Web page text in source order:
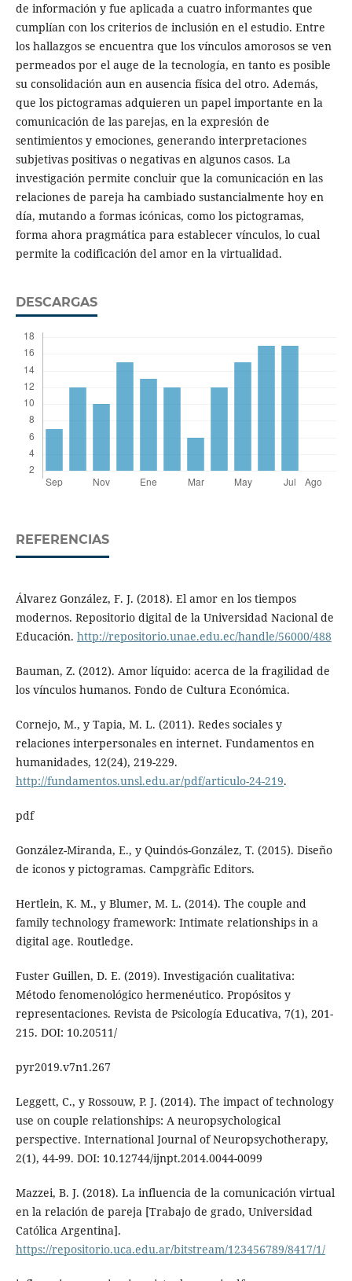
de información y fue aplicada a cuatro informantes que
cumplían con los criterios de inclusión en el estudio. Entre
los hallazgos se encuentra que los vínculos amorosos se ven
permeados por el auge de la tecnología, en tanto es posible
su consolidación aun en ausencia física del otro. Además,
que los pictogramas adquieren un papel importante en la
comunicación de las parejas, en la expresión de
sentimientos y emociones, generando interpretaciones
subjetivas positivas o negativas en algunos casos. La
investigación permite concluir que la comunicación en las
relaciones de pareja ha cambiado sustancialmente hoy en
día, mutando a formas icónicas, como los pictogramas,
forma ahora pragmática para establecer vínculos, lo cual
permite la codificación del amor en la virtualidad.
DESCARGAS
REFERENCIAS
Álvarez González, F. J. (2018). El amor en los tiempos
modernos. Repositorio digital de la Universidad Nacional de
Educación. http://repositorio.unae.edu.ec/handle/56000/488
Bauman, Z. (2012). Amor líquido: acerca de la fragilidad de
los vínculos humanos. Fondo de Cultura Económica.
Cornejo, M., y Tapia, M. L. (2011). Redes sociales y
relaciones interpersonales en internet. Fundamentos en
humanidades, 12(24), 219-229.
http://fundamentos.unsl.edu.ar/pdf/articulo-24-219.
pdf
González-Miranda, E., y Quindós-González, T. (2015). Diseño
de iconos y pictogramas. Campgràfic Editors.
Hertlein, K. M., y Blumer, M. L. (2014). The couple and
family technology framework: Intimate relationships in a
digital age. Routledge.
Fuster Guillen, D. E. (2019). Investigación cualitativa:
Método fenomenológico hermenéutico. Propósitos y
representaciones. Revista de Psicología Educativa, 7(1), 201-
215. DOI: 10.20511/
pyr2019.v7n1.267
Leggett, C., y Rossouw, P. J. (2014). The impact of technology
use on couple relationships: A neuropsychological
perspective. International Journal of Neuropsychotherapy,
2(1), 44-99. DOI: 10.12744/ijnpt.2014.0044-0099
Mazzei, B. J. (2018). La influencia de la comunicación virtual
en la relación de pareja [Trabajo de grado, Universidad
Católica Argentina].
https://repositorio.uca.edu.ar/bitstream/123456789/8417/1/